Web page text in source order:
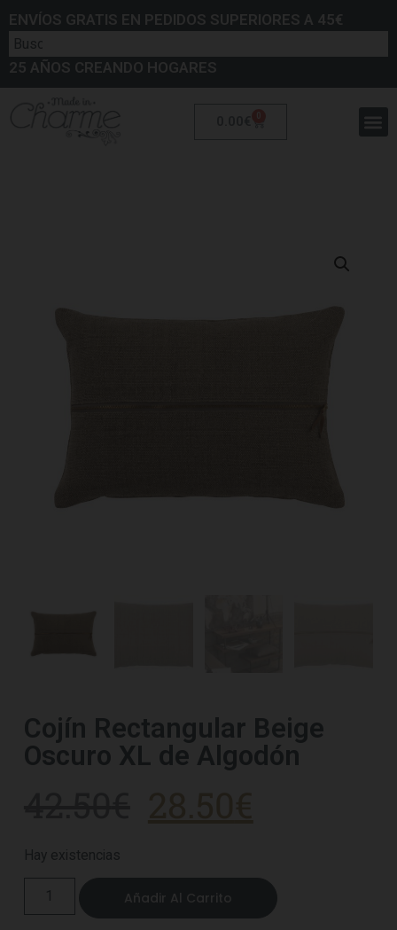
ENVÍOS GRATIS EN PEDIDOS SUPERIORES A 45€
25 AÑOS CREANDO HOGARES
Cojín Rectangular Beige
Oscuro XL de Algodón
Hay existencias
Añadir Al Carrito